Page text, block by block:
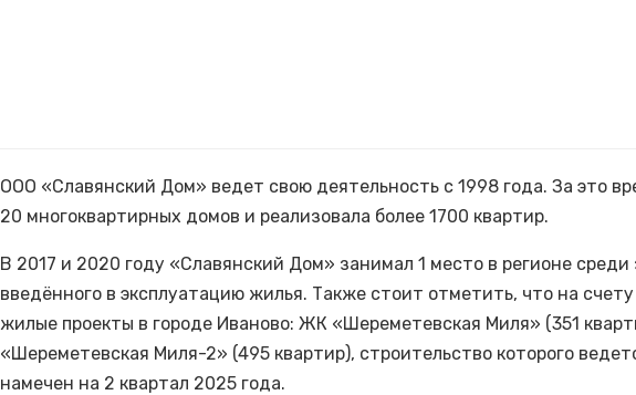
ООО «Славянский Дом» ведет свою деятельность с 1998 года. За это
20 многоквартирных домов и реализовала более 1700 квартир.
В 2017 и 2020 году «Славянский Дом» занимал 1 место в регионе
введённого в эксплуатацию жилья. Также стоит отметить, что на
жилые проекты в городе Иваново: ЖК «Шереметевская Миля» (351
«Шереметевская Миля-2» (495 квартир), строительство которого
намечен на 2 квартал 2025 года.